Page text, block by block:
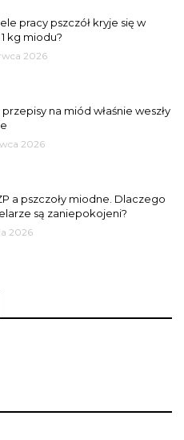
pracy pszczół kryje się w
1 kg miodu?
2026
na miód właśnie weszły
2026
a pszczoły miodne. Dlaczego
są zaniepokojeni?
2026